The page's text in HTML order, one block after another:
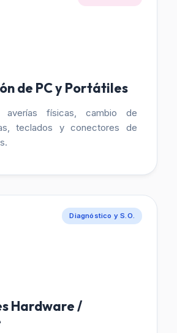
de PC y Portátiles
averías físicas, cambio de
teclados y conectores de
Diagnóstico y S.O.
Hardware /